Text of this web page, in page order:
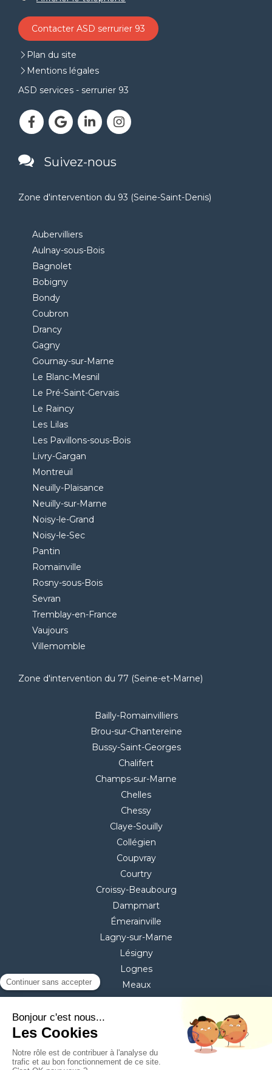
Contacter ASD serrurier 93
Plan du site
Mentions légales
ASD services - serrurier 93
Suivez-nous
Zone d'intervention du 93 (Seine-Saint-Denis)
Aubervilliers
Aulnay-sous-Bois
Bagnolet
Bobigny
Bondy
Coubron
Drancy
Gagny
Gournay-sur-Marne
Le Blanc-Mesnil
Le Pré-Saint-Gervais
Le Raincy
Les Lilas
Les Pavillons-sous-Bois
Livry-Gargan
Montreuil
Neuilly-Plaisance
Neuilly-sur-Marne
Noisy-le-Grand
Noisy-le-Sec
Pantin
Romainville
Rosny-sous-Bois
Sevran
Tremblay-en-France
Vaujours
Villemomble
Zone d'intervention du 77 (Seine-et-Marne)
Bailly-Romainvilliers
Brou-sur-Chantereine
Bussy-Saint-Georges
Chalifert
Champs-sur-Marne
Chelles
Chessy
Claye-Souilly
Collégien
Coupvray
Courtry
Croissy-Beaubourg
Dampmart
Émerainville
Lagny-sur-Marne
Lésigny
Lognes
Meaux
Mitry-Mory
Pontault-Combault
Torcy
Villeparisis